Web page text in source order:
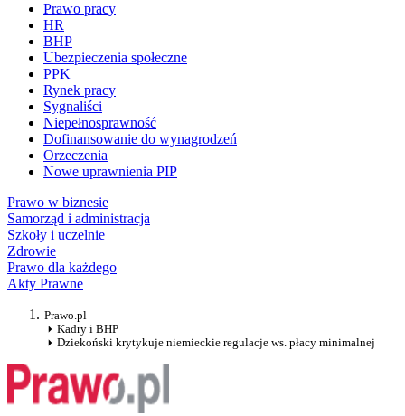
Prawo pracy
HR
BHP
Ubezpieczenia społeczne
PPK
Rynek pracy
Sygnaliści
Niepełnosprawność
Dofinansowanie do wynagrodzeń
Orzeczenia
Nowe uprawnienia PIP
Prawo w biznesie
Samorząd i administracja
Szkoły i uczelnie
Zdrowie
Prawo dla każdego
Akty Prawne
Prawo.pl
Kadry i BHP
Dziekoński krytykuje niemieckie regulacje ws. płacy minimalnej